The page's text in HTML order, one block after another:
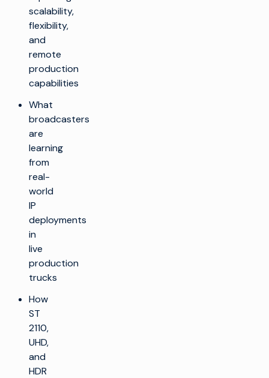
scalability,
flexibility,
and
remote
production
capabilities
What
broadcasters
are
learning
from
real-
world
IP
deployments
in
live
production
trucks
How
ST
2110,
UHD,
and
HDR